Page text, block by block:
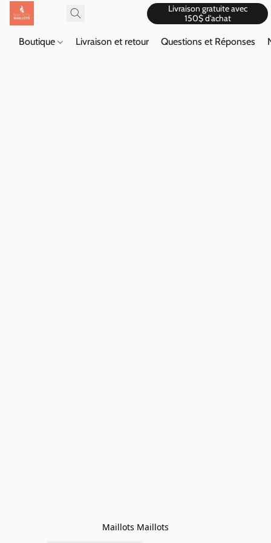
Livraison gratuite avec
150$ d'achat
Boutique Livraison et retour Questions et Réponses
Maillots Maillots